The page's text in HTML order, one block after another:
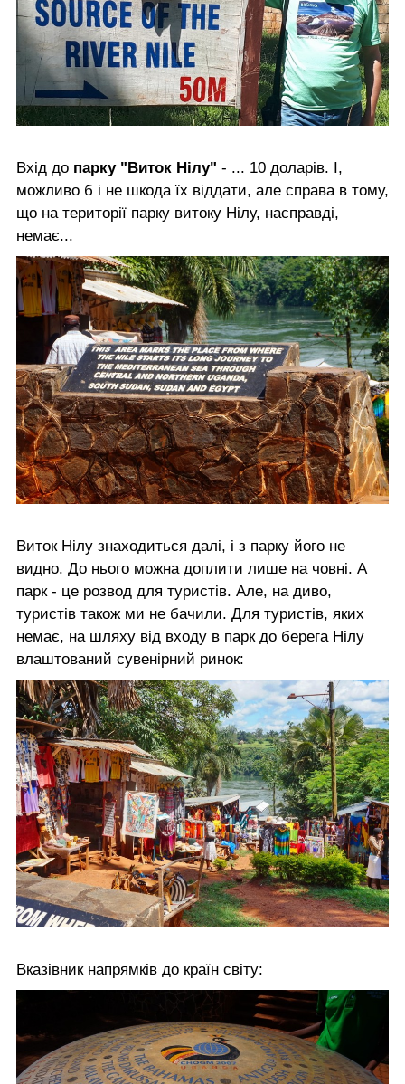
Вхід до парку "Виток Нілу" - ... 10 доларів. І,
можливо б і не шкода їх віддати, але справа в тому,
що на території парку витоку Нілу, насправді,
немає...
Виток Нілу знаходиться далі, і з парку його не
видно. До нього можна доплити лише на човні. А
парк - це розвод для туристів. Але, на диво,
туристів також ми не бачили. Для туристів, яких
немає, на шляху від входу в парк до берега Нілу
влаштований сувенірний ринок:
Вказівник напрямків до країн світу: